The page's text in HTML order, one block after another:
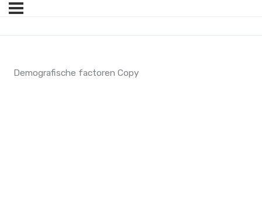
Demografische factoren Copy